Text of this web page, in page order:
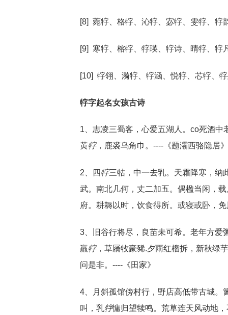
[8] 菀牸、格牸、沁牸、宓牸、雯牸、牸
[9] 寒牸、榕牸、牸瑛、牸诗、晴牸、牸
[10] 牸翎、漪牸、牸涵、悦牸、芯牸、
牸字起名女孩古诗
1、志凌三蜀客，心爱五湖人。co死酒
黄牸，鹿裘乌角巾。----《题灞西骆隐居》
2、四牸三牯，中一去乳。天霜降寒，纳
武。南北几何，丈二加五。偶楹当闲，
府。耕耨以时，饮食得所。或寝或卧，
3、旧谷行将尽，良苗未可希。老年方爱
羸牸，草屩牧豪豨.夕雨红榴拆，新秋绿
问是非。----《田家》
4、月斜孤馆傍村行，野店高低带古城。
叫，乳牸慵归望犊鸣。荒草连天风动地